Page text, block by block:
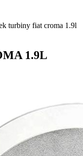
turbiny fiat croma 1.9l
1.9L